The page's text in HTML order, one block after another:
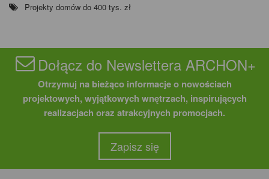
Projekty domów do 400 tys. zł
Dołącz do Newslettera ARCHON+
Otrzymuj na bieżąco informacje o nowościach
projektowych, wyjątkowych wnętrzach, inspirujących
realizacjach oraz atrakcyjnych promocjach.
Zapisz się